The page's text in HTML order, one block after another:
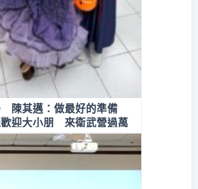
陳其邁：做最好的準備
歡迎大小朋 來衛武營過萬